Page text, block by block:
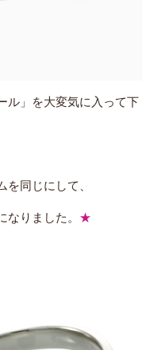
ル」を大変気に入って下
を同じにして、
なりました。 ★